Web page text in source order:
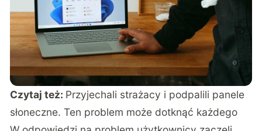
Czytaj też: Przyjechali strażacy i podpalili panele
słoneczne. Ten problem może dotknąć każdego